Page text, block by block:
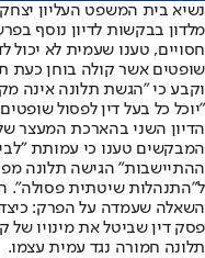
נשיא בית המשפט העליון
מלדון בבקשות לדיון נוסף
חסויים, טענו שעמית לא יכול
שופטים אשר קולה בוחן כעת
וקבע כי "הגשת תלונה אינה
"יוכל כל בעל דין לפסול
הדיון השני בהארכת המעצר
המבקשים טענו כי עמותת
ההתיישבות" הגישה תלונה
ל"התנהלות שיטתית פסולה".
השאלה שעמדה על הפרק: כיצד
פסק דין שביטל את מינויו של
תלונה חמורה נגד עמית עצמו.